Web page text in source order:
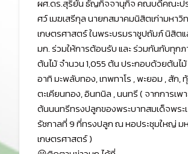
ผศ.ดร.สุริยัน ธัญกิจจานุกิจ คณบดีคณะป
ศว์ เมฆเสรีกุล นายกสมาคมนิสิตเก่ามหาวิ
เกษตรศาสตร์ ในพระบรมราชูปถัมภ์ นิสิต
มก. ร่วมให้การต้อนรับ และ ร่วมกันกับทุก
ต้นไม้ จำนวน 1,055 ต้น ประกอบด้วยต้นไ
อาทิ มะพลับทอง, เทพทาโร , พะยอม , สัก,
ตะเคียนทอง, อินทนิล , นนทรี ( จากการเพ
ต้นนนทรีทรงปลูกของพระบาทสมเด็จพระ
รัชกาลที่ 9 ที่ทรงปลูก ณ หอประชุมใหญ่ ม
เกษตรศาสตร์ )